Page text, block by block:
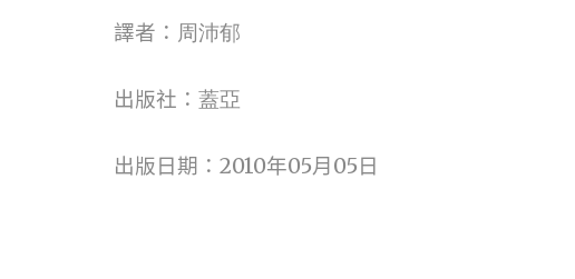
譯者： 周沛郁
出版社： 蓋亞
出版日期： 2010年05月 05 日